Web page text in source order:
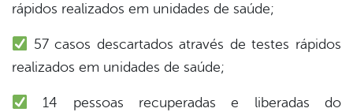
rápidos realizados em unidades de saúde;
57 casos descartados através de testes rápidos
realizados em unidades de saúde;
14 pessoas recuperadas e liberadas do